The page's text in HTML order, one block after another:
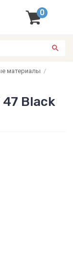
0
материалы /
47 Black